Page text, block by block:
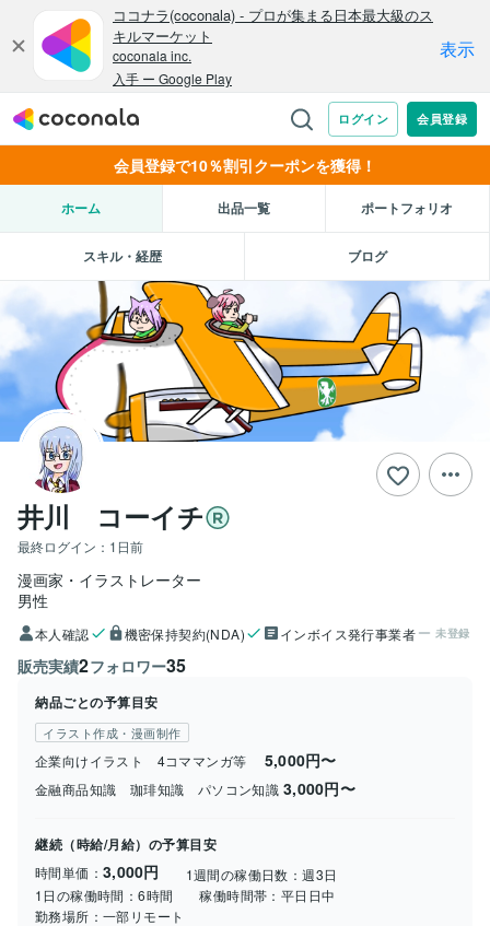
会員登録で10％割引クーポンを獲得！
ホーム 出品一覧 ポートフォリオ
スキル・経歴 ブログ
井川 コーイチ
最終ログイン： 1日前
漫画家・イラストレーター
男性
本人確認 機密保持契約(NDA) インボイス発行事業者 未登録
販売実績2フォロワー35
納品ごとの予算目安
イラスト作成・漫画制作
企業向けイラスト 4コママンガ等 5,000円〜
金融商品知識 珈琲知識 パソコン知識 3,000円〜
継続（時給/月給）の予算目安
時間単価： 3,000円 1週間の稼働日数：週3日
1日の稼働時間：6時間 稼働時間帯： 平日日中
勤務場所： 一部リモート